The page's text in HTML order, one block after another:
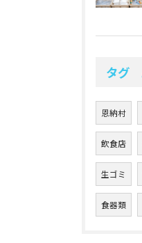
タグ
恩納村
飲食店
生ゴミ
食器類